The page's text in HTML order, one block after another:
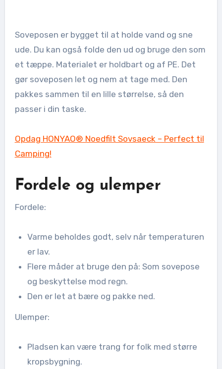
Soveposen er bygget til at holde vand og sne
ude. Du kan også folde den ud og bruge den som
et tæppe. Materialet er holdbart og af PE. Det
gør soveposen let og nem at tage med. Den
pakkes sammen til en lille størrelse, så den
passer i din taske.
Opdag HONYAO® Noedfilt Sovsaeck – Perfect til
Camping!
Fordele og ulemper
Fordele:
Varme beholdes godt, selv når temperaturen
er lav.
Flere måder at bruge den på: Som sovepose
og beskyttelse mod regn.
Den er let at bære og pakke ned.
Ulemper:
Pladsen kan være trang for folk med større
kropsbygning.